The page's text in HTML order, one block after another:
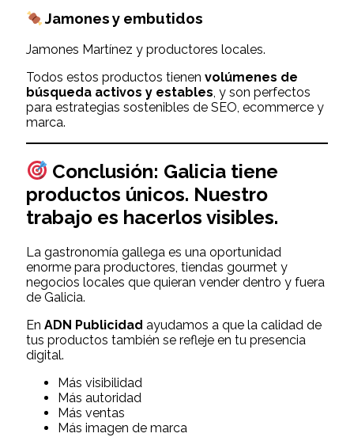
Jamones y embutidos
Jamones Martínez y productores locales.
Todos estos productos tienen volúmenes de
búsqueda activos y estables, y son perfectos
para estrategias sostenibles de SEO, ecommerce y
marca.
Conclusión: Galicia tiene
productos únicos. Nuestro
trabajo es hacerlos visibles.
La gastronomía gallega es una oportunidad
enorme para productores, tiendas gourmet y
negocios locales que quieran vender dentro y fuera
de Galicia.
En ADN Publicidad ayudamos a que la calidad de
tus productos también se refleje en tu presencia
digital.
Más visibilidad
Más autoridad
Más ventas
Más imagen de marca